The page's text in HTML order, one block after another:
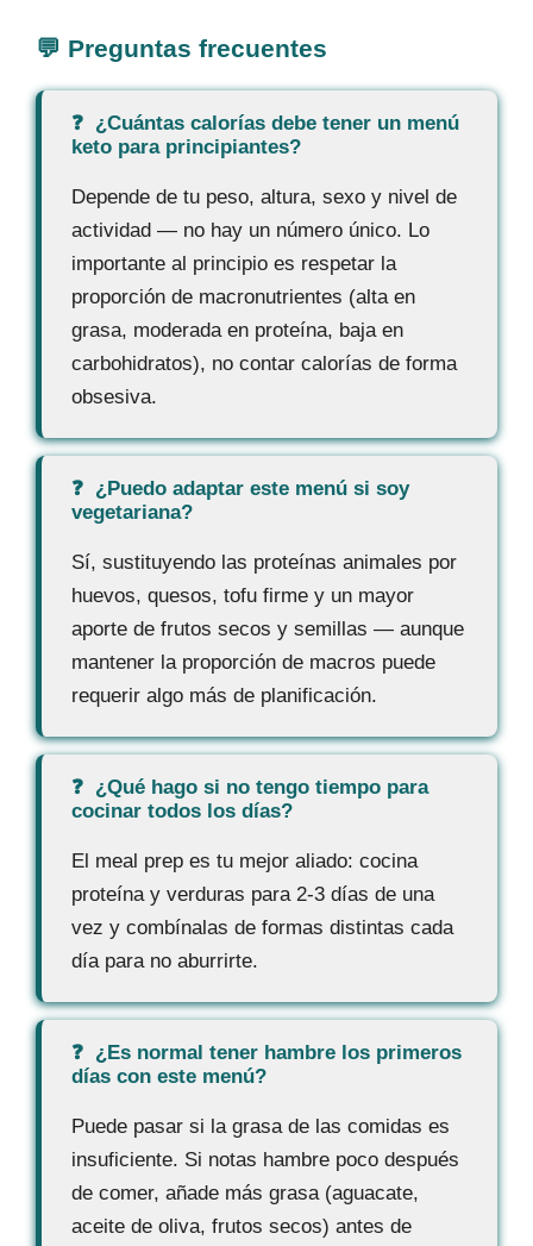
¿Cuántas calorías debe tener un menú
keto para principiantes?
Depende de tu peso, altura, sexo y nivel de
actividad — no hay un número único. Lo
importante al principio es respetar la
proporción de macronutrientes (alta en
grasa, moderada en proteína, baja en
carbohidratos), no contar calorías de forma
obsesiva.
¿Puedo adaptar este menú si soy
vegetariana?
Sí, sustituyendo las proteínas animales por
huevos, quesos, tofu firme y un mayor
aporte de frutos secos y semillas — aunque
mantener la proporción de macros puede
requerir algo más de planificación.
¿Qué hago si no tengo tiempo para
cocinar todos los días?
El meal prep es tu mejor aliado: cocina
proteína y verduras para 2-3 días de una
vez y combínalas de formas distintas cada
día para no aburrirte.
¿Es normal tener hambre los primeros
días con este menú?
Puede pasar si la grasa de las comidas es
insuficiente. Si notas hambre poco después
de comer, añade más grasa (aguacate,
aceite de oliva, frutos secos) antes de